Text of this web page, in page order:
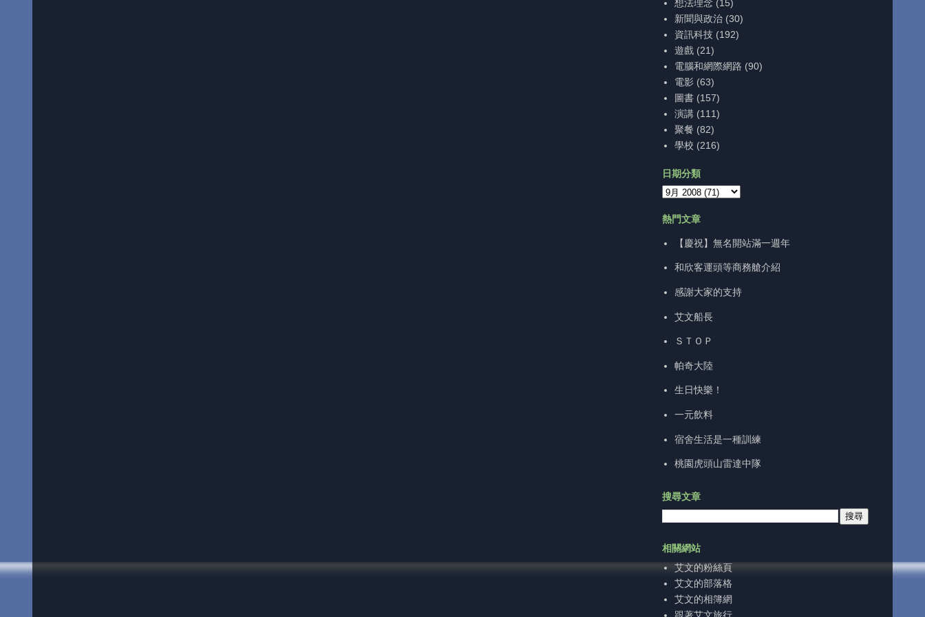
想法理念 (15)
新聞與政治 (30)
資訊科技 (192)
遊戲 (21)
電腦和網際網路 (90)
電影 (63)
圖書 (157)
演講 (111)
聚餐 (82)
學校 (216)
日期分類
熱門文章
【慶祝】無名開站滿一週年
和欣客運頭等商務艙介紹
感謝大家的支持
艾文船長
ＳＴＯＰ
帕奇大陸
生日快樂！
一元飲料
宿舍生活是一種訓練
桃園虎頭山雷達中隊
搜尋文章
相關網站
艾文的粉絲頁
艾文的部落格
艾文的相簿網